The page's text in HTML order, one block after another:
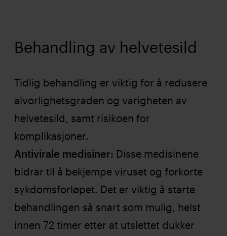
Behandling av helvetesild
Tidlig behandling er viktig for å redusere
alvorlighetsgraden og varigheten av
helvetesild, samt risikoen for
komplikasjoner.
Antivirale medisiner: Disse medisinene
bidrar til å bekjempe viruset og forkorte
sykdomsforløpet. Det er viktig å starte
behandlingen så snart som mulig, helst
innen 72 timer etter at utslettet dukker